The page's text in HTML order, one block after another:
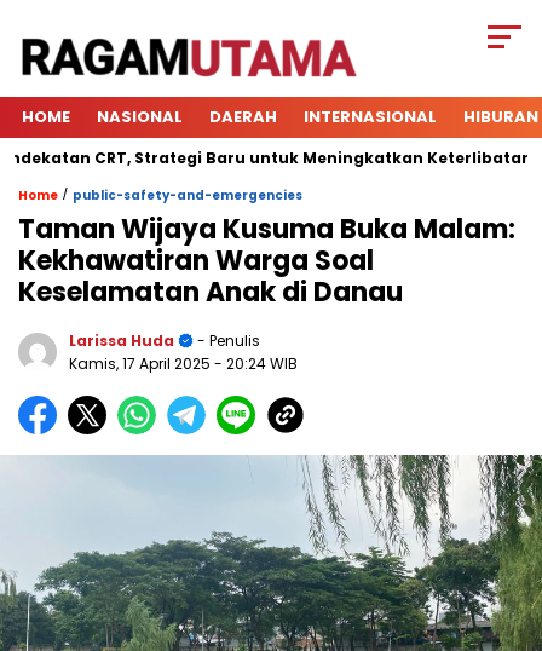
HOME NASIONAL DAERAH INTERNASIONAL HIBURAN
CRT, Strategi Baru untuk Meningkatkan Keterlibatan
Home / public-safety-and-emergencies
Taman Wijaya Kusuma Buka Malam:
Kekhawatiran Warga Soal
Keselamatan Anak di Danau
Larissa Huda
- Penulis
Kamis, 17 April 2025 - 20:24 WIB